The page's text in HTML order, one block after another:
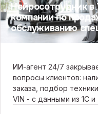
Нейросотрудник в
компании по
обслуживанию
ИИ-агент 24/7
вопросы клиентов:
заказа, подбор
VIN - с данными из 1С и